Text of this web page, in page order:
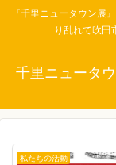
『千里ニュータウン展
り乱れて吹田
千里ニュータ
私たちの活動